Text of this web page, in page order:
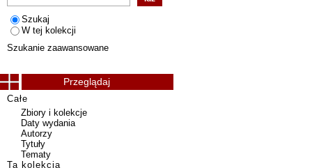
Szukaj
W tej kolekcji
Szukanie zaawansowane
Przeglądaj
Całe
Zbiory i kolekcje
Daty wydania
Autorzy
Tytuły
Tematy
Ta kolekcja